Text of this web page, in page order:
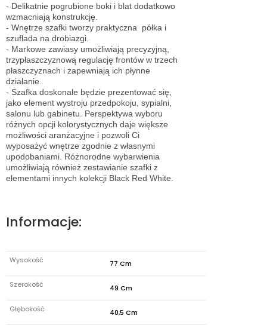
- Delikatnie pogrubione boki i blat dodatkowo
wzmacniają konstrukcję.
- Wnętrze szafki tworzy praktyczna półka i
szuflada na drobiazgi.
- Markowe zawiasy umożliwiają precyzyjną,
trzypłaszczyznową regulację frontów w trzech
płaszczyznach i zapewniają ich płynne
działanie.
- Szafka doskonale będzie prezentować się,
jako element wystroju przedpokoju, sypialni,
salonu lub gabinetu. Perspektywa wyboru
różnych opcji kolorystycznych daje większe
możliwości aranżacyjne i pozwoli Ci
wyposażyć wnętrze zgodnie z własnymi
upodobaniami. Różnorodne wybarwienia
umożliwiają również zestawianie szafki z
elementami innych kolekcji Black Red White.
Informacje:
Wysokość 77 Cm
Szerokość 49 Cm
Głębokość 40,5 Cm